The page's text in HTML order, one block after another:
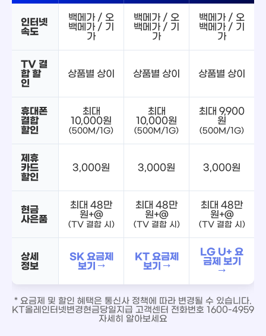
인터넷
속도
백메가 / 오
백메가 / 기
가
백메가 / 오
백메가 / 기
가
백메가 / 오
백메가 / 기
가
TV 결
합 할
인
상품별 상이 상품별 상이 상품별 상이
휴대폰
결합
할인
최대
10,000원
(500M/1G)
최대
10,000원
(500M/1G)
최대 9,900
원
(500M/1G)
제휴
카드
할인
3,000원 3,000원 3,000원
현금
사은품
최대 48만
원+@
(TV 결합 시)
최대 48만
원+@
(TV 결합 시)
최대 48만
원+@
(TV 결합 시)
상세
정보
SK 요금제
보기 →
KT 요금제
보기 →
LG U+ 요
금제 보기
→
* 요금제 및 할인 혜택은 통신사 정책에 따라 변경될 수 있습니다.
KT올레인터넷변경현금당일지급 고객센터 전화번호 1600-4959
자세히 알아보세요